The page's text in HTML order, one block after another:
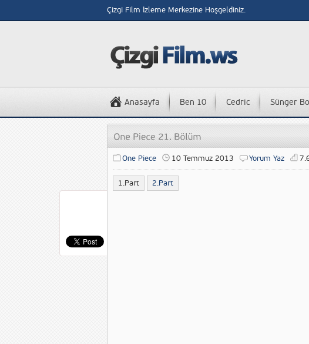
Çizgi Film İzleme Merkezine Hoşgeldiniz.
Anasayfa Ben 10 Cedric Sünger
One Piece 10 Temmuz 2013 Yorum Yaz
1.Part 2.Part